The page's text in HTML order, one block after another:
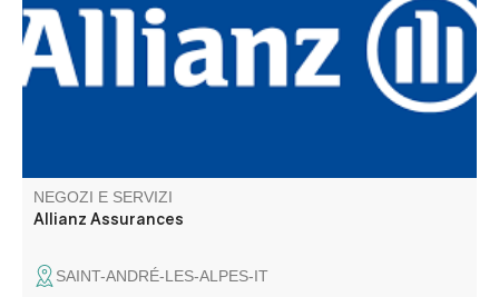
privata che in quella professionale.
NEGOZI E SERVIZI
Allianz Assurances
SAINT-ANDRÉ-LES-ALPES-IT